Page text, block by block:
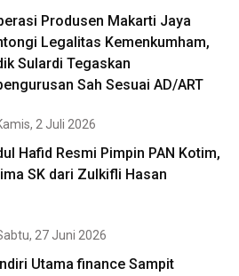
Produsen Makarti Jaya
Legalitas Kemenkumham,
Sulardi Tegaskan
Sah Sesuai AD/ART
2 Juli 2026
Hafid Resmi Pimpin PAN Kotim,
SK dari Zulkifli Hasan
27 Juni 2026
Utama finance Sampit